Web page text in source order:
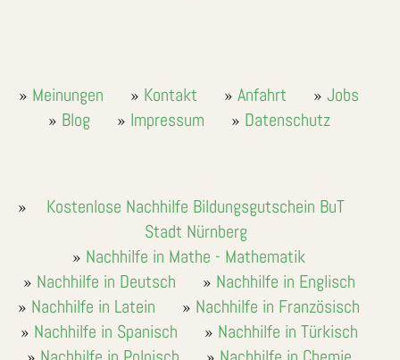
Meinungen Kontakt Anfahrt
Jobs
Blog
Impressum Datenschutz
Kostenlose Nachhilfe Bildungsgutschein BuT
Stadt Nürnberg
Nachhilfe in Mathe - Mathematik
Nachhilfe in Deutsch
Nachhilfe in Englisch
Nachhilfe in Latein
Nachhilfe in Französisch
Nachhilfe in Spanisch
Nachhilfe in Türkisch